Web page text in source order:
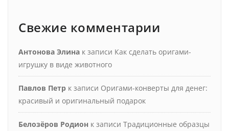
Свежие комментарии
Антонова Элина к записи Как сделать оригами-
игрушку в виде животного
Павлов Петр к записи Оригами-конверты для денег:
красивый и оригинальный подарок
Белозёров Родион к записи Традиционные образцы